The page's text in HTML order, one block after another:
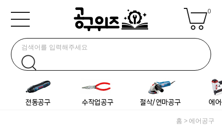
0
홈 에어공구